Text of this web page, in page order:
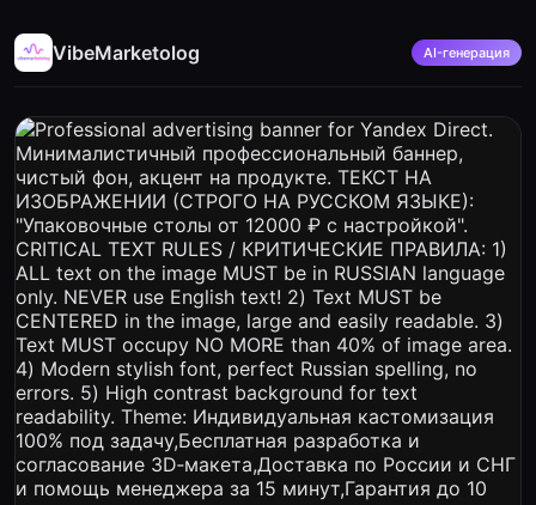
VibeMarketolog AI-генерация